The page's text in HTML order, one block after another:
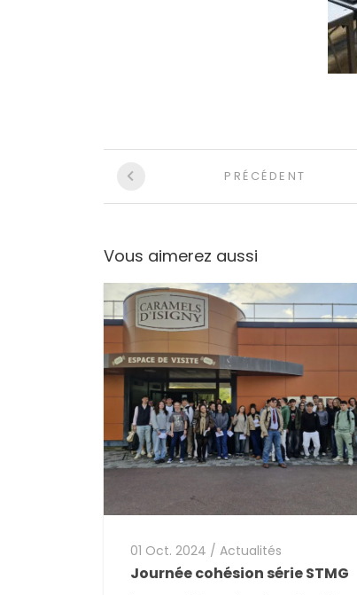
Navigation
entre
articles
PRÉCÉDENT
Vous aimerez aussi
01 Oct. 2024 / Actualités
Journée cohésion série STMG